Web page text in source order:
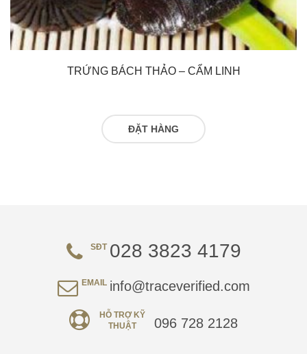
TRỨNG BÁCH THẢO – CẨM LINH
ĐỌC TIẾP
SĐT 028 3823 4179
EMAIL info@traceverified.com
HỖ TRỢ KỸ
THUẬT
096 728 2128